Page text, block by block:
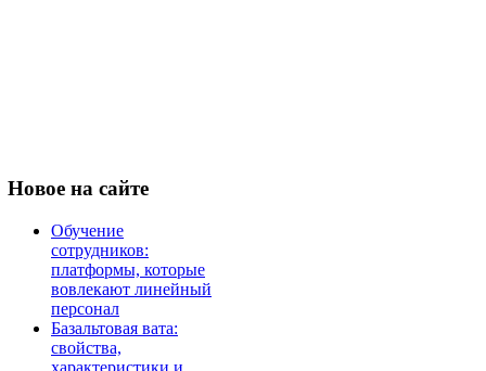
Новое на сайте
Обучение
сотрудников:
платформы, которые
вовлекают линейный
персонал
Базальтовая вата:
свойства,
характеристики и